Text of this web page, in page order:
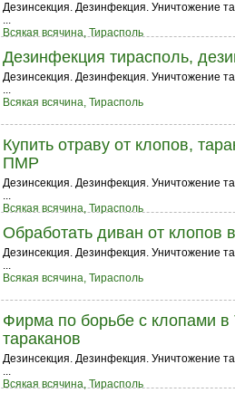
Дезинсекция. Дезинфекция. Уничтожение
...
Всякая всячина, Тирасполь
Дезинфекция тирасполь,
Дезинсекция. Дезинфекция. Уничтожение
...
Всякая всячина, Тирасполь
Купить отраву от клопов,
ПМР
Дезинсекция. Дезинфекция. Уничтожение
...
Всякая всячина, Тирасполь
Обработать диван от клопов
Дезинсекция. Дезинфекция. Уничтожение
...
Всякая всячина, Тирасполь
Фирма по борьбе с клопами в
тараканов
Дезинсекция. Дезинфекция. Уничтожение
...
Всякая всячина, Тирасполь